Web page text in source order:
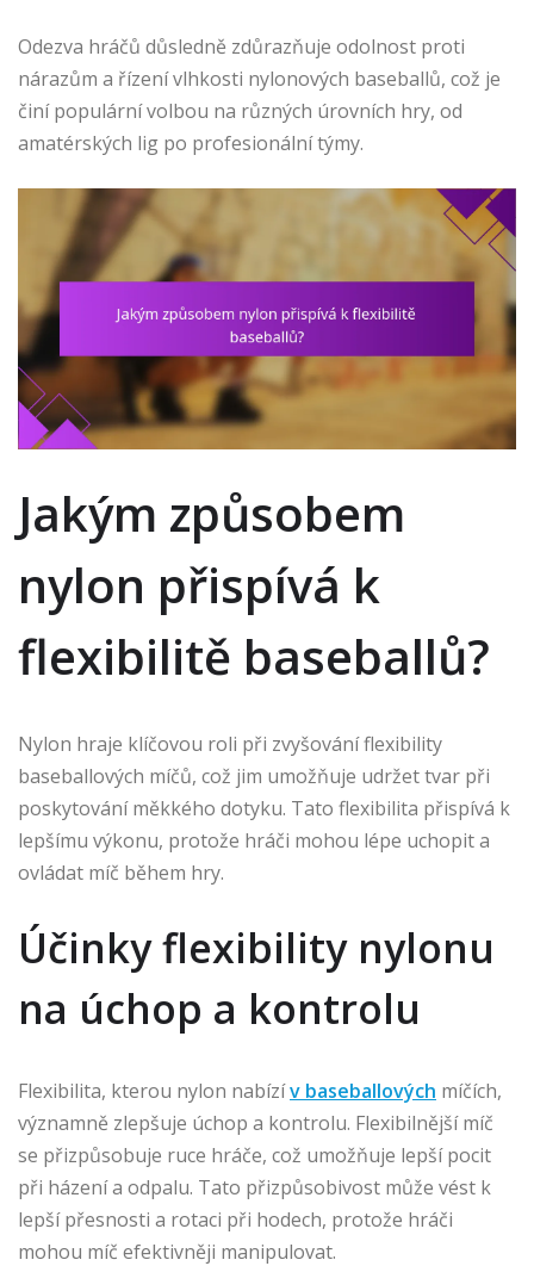
Odezva hráčů důsledně zdůrazňuje odolnost proti
nárazům a řízení vlhkosti nylonových baseballů, což je
činí populární volbou na různých úrovních hry, od
amatérských lig po profesionální týmy.
Jakým způsobem
nylon přispívá k
flexibilitě baseballů?
Nylon hraje klíčovou roli při zvyšování flexibility
baseballových míčů, což jim umožňuje udržet tvar při
poskytování měkkého dotyku. Tato flexibilita přispívá k
lepšímu výkonu, protože hráči mohou lépe uchopit a
ovládat míč během hry.
Účinky flexibility nylonu
na úchop a kontrolu
Flexibilita, kterou nylon nabízív baseballových míčích,
významně zlepšuje úchop a kontrolu. Flexibilnější míč
se přizpůsobuje ruce hráče, což umožňuje lepší pocit
při házení a odpalu. Tato přizpůsobivost může vést k
lepší přesnosti a rotaci při hodech, protože hráči
mohou míč efektivněji manipulovat.